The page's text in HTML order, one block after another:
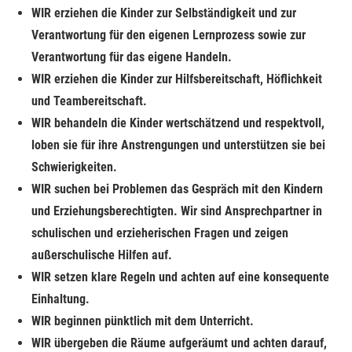
WIR erziehen die Kinder zur Selbständigkeit und zur
Verantwortung für den eigenen Lernprozess sowie zur
Verantwortung für das eigene Handeln.
WIR erziehen die Kinder zur Hilfsbereitschaft, Höflichkeit
und Teambereitschaft.
WIR behandeln die Kinder wertschätzend und respektvoll,
loben sie für ihre Anstrengungen und unterstützen sie bei
Schwierigkeiten.
WIR suchen bei Problemen das Gespräch mit den Kindern
und Erziehungsberechtigten. Wir sind Ansprechpartner in
schulischen und erzieherischen Fragen und zeigen
außerschulische Hilfen auf.
WIR setzen klare Regeln und achten auf eine konsequente
Einhaltung.
WIR beginnen pünktlich mit dem Unterricht.
WIR übergeben die Räume aufgeräumt und achten darauf,
gemeinsame Absprachen zu gemeinsam betreuten Kindern.
WIR beteiligen uns gegebenenfalls an Gesprächen mit
WIR berücksichtigen die Wünsche der Kinder bei den AG-
WIR übergeben die Räume aufgeräumt und achten darauf,
dass sich auch andere in diesem Raum wohlfühlen.
WIR kontrollieren die Postmappe und das Lernzeitheft
WIR unterstützen unser Kind bei der Lernzeit, indem wir für
WIR suchen bei Problemen oder Verhaltensauffälligkeiten
unseres Kindes rechtzeitig das Gespräch mit der Schule
und informieren die Schule sofort bei Erkrankungen
WIR bestärken unser Kind in der Einhaltung der Klassen-